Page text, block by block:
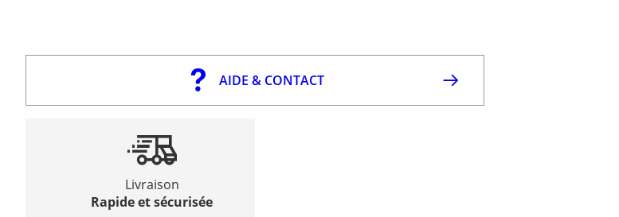
AIDE & CONTACT
Livraison
Rapide et sécurisée